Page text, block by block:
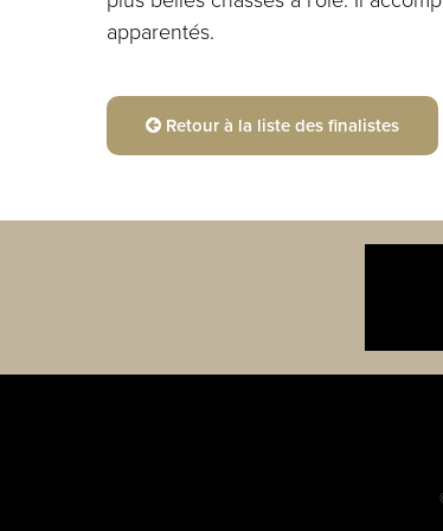
apparentés.
Retour à la liste des finalistes